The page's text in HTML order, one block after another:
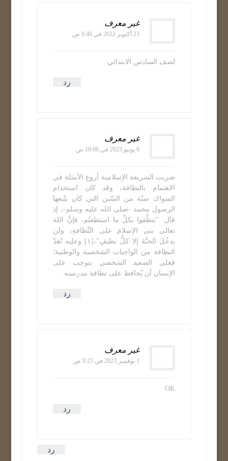
غير معرف
23 أكتوبر 2022 في 8:49 ص
لصف السادس الابتدائي
رد
غير معرف
9 يونيو 2023 في 10:06 ص
ضربت الشريعة الإسلامية أروع الأمثلة في
الاهتمام بالنظافة، وقد كان استخدام
السواك سنّة من السّنن التي كان يتّبعها
الرسول محمد -صلى الله عليه وسلم-، إذ
قال: "تنظَّفوا بكلِّ ما استطعتُم، فإنَّ اللهَ
تعالى بنى الإسلامَ على النَّظافةِ، ولن
يدخُلَ الجنَّةَ إلا كلُّ نظيفٍ"،[١] وعليه تُعدّ
النظافة من الواجبات الشخصية والوطنية؛
فعلى الصعيد الشخصي يتوجب على
الإنسان أن يُحافظ على نظافة مدرسته.
رد
غير معرف
1 نوفمبر 2023 في 9:25 ص
OK
رد
رد